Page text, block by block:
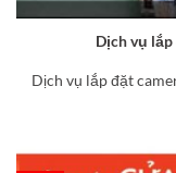
Dịch vụ
Dịch vụ lắp đặt